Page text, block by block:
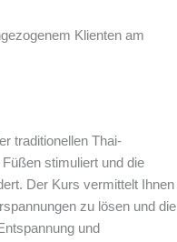
Klienten am
traditionellen Thai-
stimuliert und die
Der Kurs vermittelt Ihnen
zu lösen und die
und